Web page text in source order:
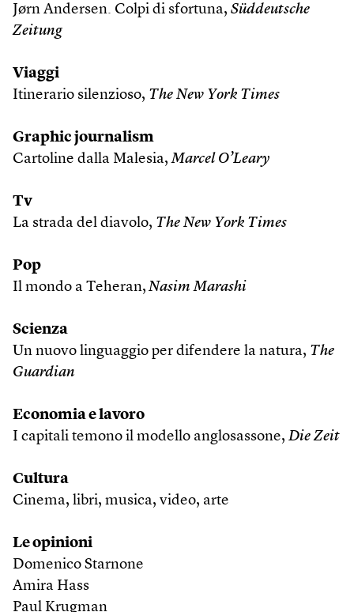
Jørn Andersen. Colpi di sfortuna, Süddeutsche
Zeitung
Viaggi
Itinerario silenzioso, The New York Times
Graphic journalism
Cartoline dalla Malesia,Marcel O’Leary
Tv
La strada del diavolo, The New York Times
Pop
Il mondo a Teheran, Nasim Marashi
Scienza
Un nuovo linguaggio per difendere la natura, The
Guardian
Economiae lavoro
I capitali temono il modello anglosassone, Die Zeit
Cultura
Cinema, libri, musica, video, arte
Le opinioni
Domenico Starnone
Amira Hass
Paul Krugman